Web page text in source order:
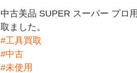
中古美品 SUPER スーパー プロ
取ました。
#工具買取
#中古
#未使用